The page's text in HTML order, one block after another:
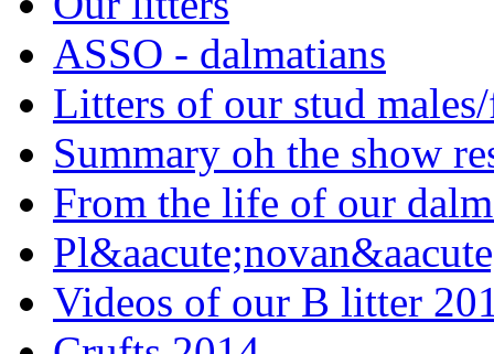
ASSO - dalmatians
Litters of our stud
Summary oh the show
From the life of our
Videos of our B litter